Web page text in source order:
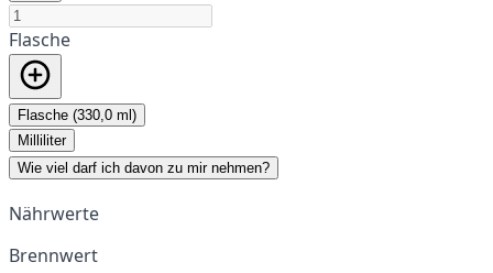
Flasche
Flasche (330,0 ml)
Milliliter
Wie viel darf ich davon zu mir nehmen?
Nährwerte
Brennwert